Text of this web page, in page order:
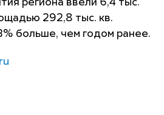
региона ввели 6,4 тыс.
292,8 тыс. кв.
больше, чем годом ранее.